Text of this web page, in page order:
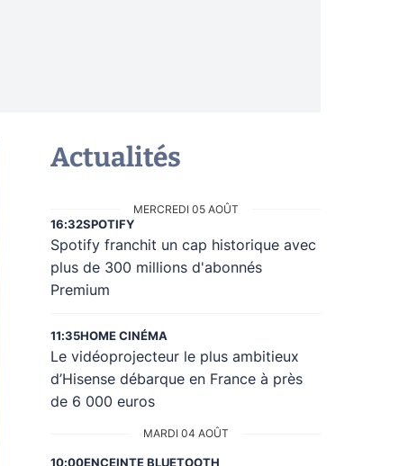
Actualités
MERCREDI 05 AOÛT
16:32SPOTIFY
Spotify franchit un cap historique avec
plus de 300 millions d'abonnés
Premium
11:35HOME CINÉMA
Le vidéoprojecteur le plus ambitieux
d’Hisense débarque en France à près
de 6 000 euros
MARDI 04 AOÛT